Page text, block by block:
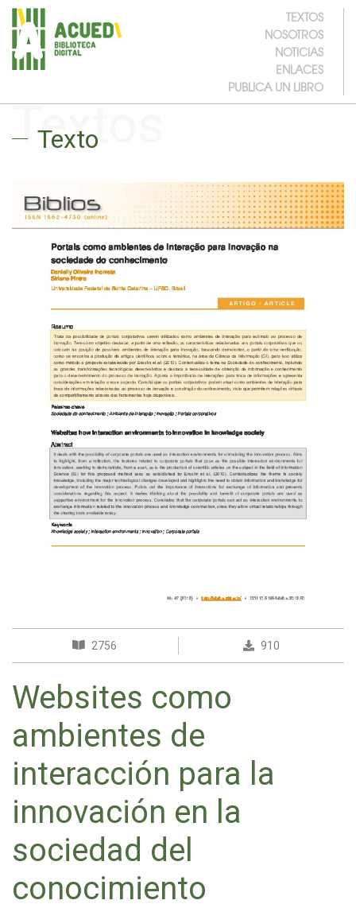
TEXTOS
NOSOTROS
NOTICIAS
ENLACES
PUBLICA UN LIBRO
Textos
Texto
2756 910
Websites como
ambientes de
interacción para la
innovación en la
sociedad del
conocimiento